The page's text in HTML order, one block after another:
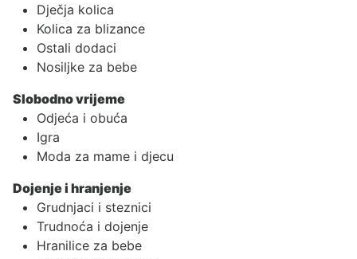
Dječja kolica
Kolica za blizance
Ostali dodaci
Nosiljke za bebe
Slobodno vrijeme
Odjeća i obuća
Igra
Moda za mame i djecu
Dojenje i hranjenje
Grudnjaci i steznici
Trudnoća i dojenje
Hranilice za bebe